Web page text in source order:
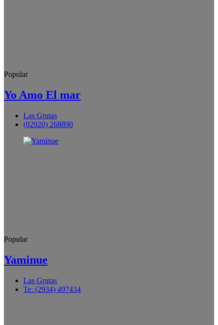
Popular
Yo Amo El mar
Las Grutas
(02920) 268890
Popular
Yaminue
Las Grutas
Te: (2934) 497434